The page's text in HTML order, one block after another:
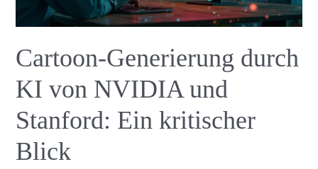
Cartoon-Generierung durch
KI von NVIDIA und
Stanford: Ein kritischer
Blick